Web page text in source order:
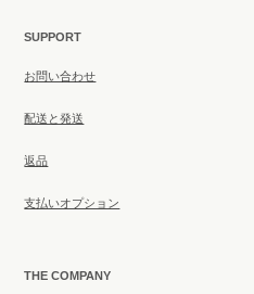
SUPPORT
お問い合わせ
配送と発送
返品
支払いオプション
THE COMPANY